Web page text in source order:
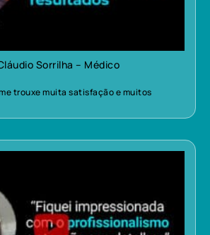
Sorrilha – Médico
trouxe muita satisfação e muitos